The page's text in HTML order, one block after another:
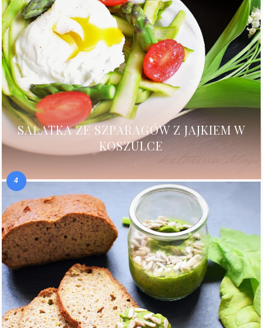
SAŁATKA ZE SZPARAGÓW Z JAJKIEM W
KOSZULCE